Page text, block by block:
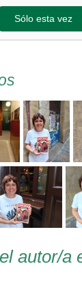
Sólo esta vez
autor/a